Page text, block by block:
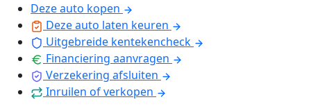
Deze auto kopen
Deze auto laten keuren
Uitgebreide kentekencheck
Financiering aanvragen
Verzekering afsluiten
Inruilen of verkopen